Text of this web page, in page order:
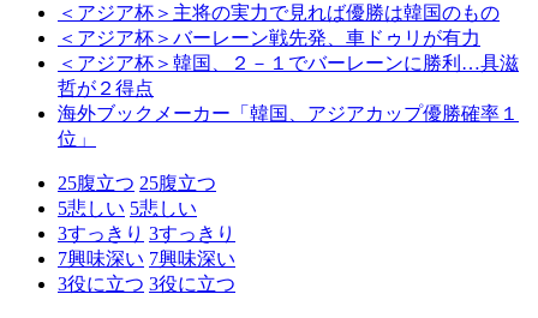
＜アジア杯＞主将の実力で見れば優勝は韓国のもの
＜アジア杯＞バーレーン戦先発、車ドゥリが有力
＜アジア杯＞韓国、２－１でバーレーンに勝利…具滋
哲が２得点
海外ブックメーカー「韓国、アジアカップ優勝確率１
位」
25腹立つ 25腹立つ
5悲しい 5悲しい
3すっきり 3すっきり
7興味深い 7興味深い
3役に立つ 3役に立つ